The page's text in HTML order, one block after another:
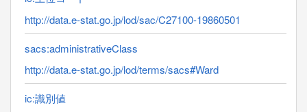
http://data.e-stat.go.jp/lod/sac/C27100-19860501
sacs:administrativeClass
http://data.e-stat.go.jp/lod/terms/sacs#Ward
ic:識別値